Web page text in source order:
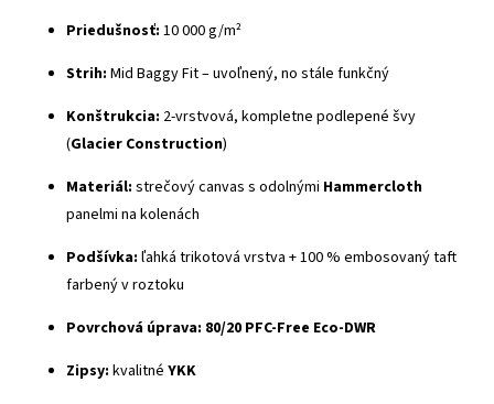
Priedušnosť: 10 000 g/m²
Strih: Mid Baggy Fit – uvoľnený, no stále funkčný
Konštrukcia: 2-vrstvová, kompletne podlepené švy
(Glacier Construction)
Materiál: strečový canvas s odolnými Hammercloth
panelmi na kolenách
Podšívka: ľahká trikotová vrstva + 100 % embosovaný taft
farbený v roztoku
Povrchová úprava: 80/20 PFC-Free Eco-DWR
Zipsy: kvalitné YKK